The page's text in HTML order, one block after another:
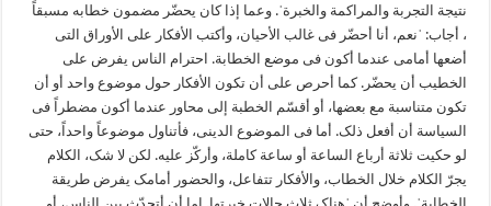
نتیجة التجربة والمراکمة والخبرةˈ. وعما إذا کان یحضّر مضمون خطابه مسبقاً
، أجاب: ˈنعم، أنا أحضّر فی غالب الأحیان، وأکتب الأفکار علی الأوراق التی
أضعها أمامی عندما أکون فی موضع الخطابة. احترام الناس یفرض علی
الخطیب أن یحضّر. کما أحرص علی أن تکون الأفکار حول موضوع واحد أو أن
تکون متناسبة مع بعضها، أو أقسّم الخطبة إلی محاور عندما أکون مضطراً فی
السیاسة أن أفعل ذلک. أما فی الموضوع الدینی، فأتناول موضوعاً واحداً، حتی
لو حکیت ثلاثة أرباع الساعة أو ساعة کاملة، وأرکّز علیه. لکن لا شک، الکلام
یجرّ الکلام خلال الخطاب، والأفکار تتفاعل، والحضور أمامک یفرض طریقة